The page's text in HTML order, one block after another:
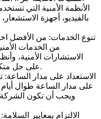
الأنظمة الأمنية التي
بالفيديو، أجهزة
تنوع الخدمات: من الأفضل
من الخدمات
الاستشارات الأمنية،
على حل متكامل يلبي جميع احتياجات الأمان.
الاستعداد على مدار
على مدار الساعة طوال أيام
ويجب أن تكون
الالتزام بمعايير